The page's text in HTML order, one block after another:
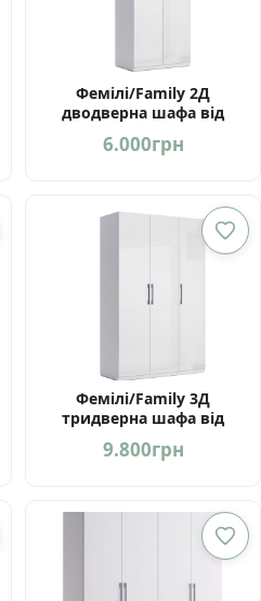
Фемілі/Family 2Д
дводверна шафа від
фабрики Миро Марк
Україна
6.000грн
Фемілі/Family 3Д
тридверна шафа від
фабрики Миро Марк
Україна
9.800грн